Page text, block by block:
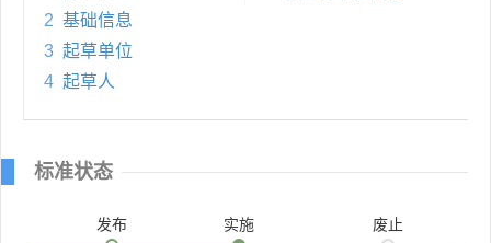
2 基础信息
3 起草单位
4 起草人
标准状态
发布 实施 废止